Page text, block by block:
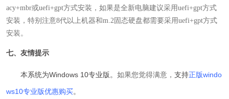
acy+mbr或uefi+gpt方式安装，如果是全新电脑建议采用uefi+gpt方式
安装，特别注意8代以上机器和m.2固态硬盘都需要采用uefi+gpt方式
安装。
七、友情提示
本系统为Windows 10专业版。如果您觉得满意，支持正版windo
ws10专业版优惠购买。